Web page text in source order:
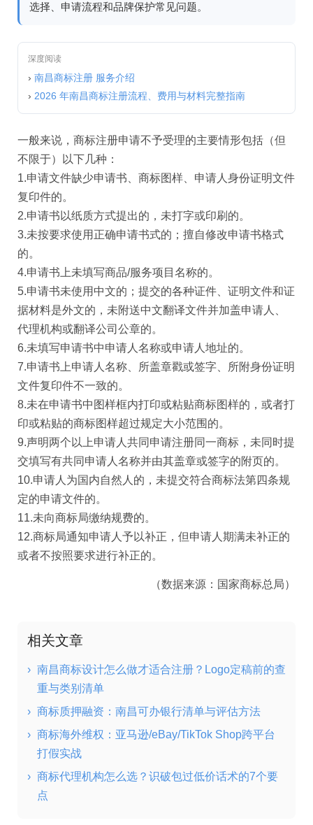
选择、申请流程和品牌保护常见问题。
深度阅读
› 南昌商标注册 服务介绍
› 2026 年南昌商标注册流程、费用与材料完整指南
一般来说，商标注册申请不予受理的主要情形包括（但
不限于）以下几种：
1.申请文件缺少申请书、商标图样、申请人身份证明文件
复印件的。
2.申请书以纸质方式提出的，未打字或印刷的。
3.未按要求使用正确申请书式的；擅自修改申请书格式
的。
4.申请书上未填写商品/服务项目名称的。
5.申请书未使用中文的；提交的各种证件、证明文件和证
据材料是外文的，未附送中文翻译文件并加盖申请人、
代理机构或翻译公司公章的。
6.未填写申请书中申请人名称或申请人地址的。
7.申请书上申请人名称、所盖章戳或签字、所附身份证明
文件复印件不一致的。
8.未在申请书中图样框内打印或粘贴商标图样的，或者打
印或粘贴的商标图样超过规定大小范围的。
9.声明两个以上申请人共同申请注册同一商标，未同时提
交填写有共同申请人名称并由其盖章或签字的附页的。
10.申请人为国内自然人的，未提交符合商标法第四条规
定的申请文件的。
11.未向商标局缴纳规费的。
12.商标局通知申请人予以补正，但申请人期满未补正的
或者不按照要求进行补正的。
（数据来源：国家商标总局）
相关文章
› 南昌商标设计怎么做才适合注册？Logo定稿前的查
重与类别清单
› 商标质押融资：南昌可办银行清单与评估方法
› 商标海外维权：亚马逊/eBay/TikTok Shop跨平台
打假实战
› 商标代理机构怎么选？识破包过低价话术的7个要
点